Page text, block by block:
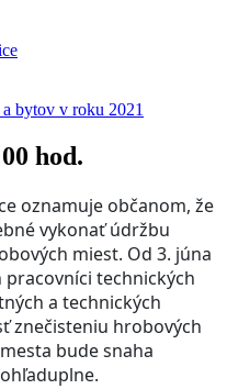
bytov v roku 2021
hod.
oznamuje občanom, že
vykonať údržbu
miest. Od 3. júna
technických
a technických
znečisteniu hrobových
bude snaha